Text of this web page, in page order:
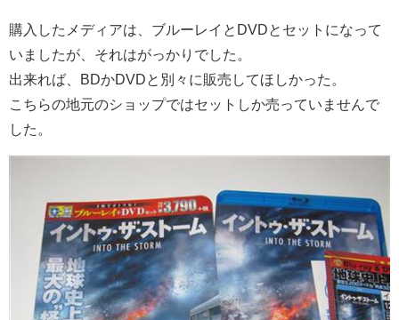
購入したメディアは、ブルーレイとDVDとセットになって
いましたが、それはがっかりでした。
出来れば、BDかDVDと別々に販売してほしかった。
こちらの地元のショップではセットしか売っていませんで
した。